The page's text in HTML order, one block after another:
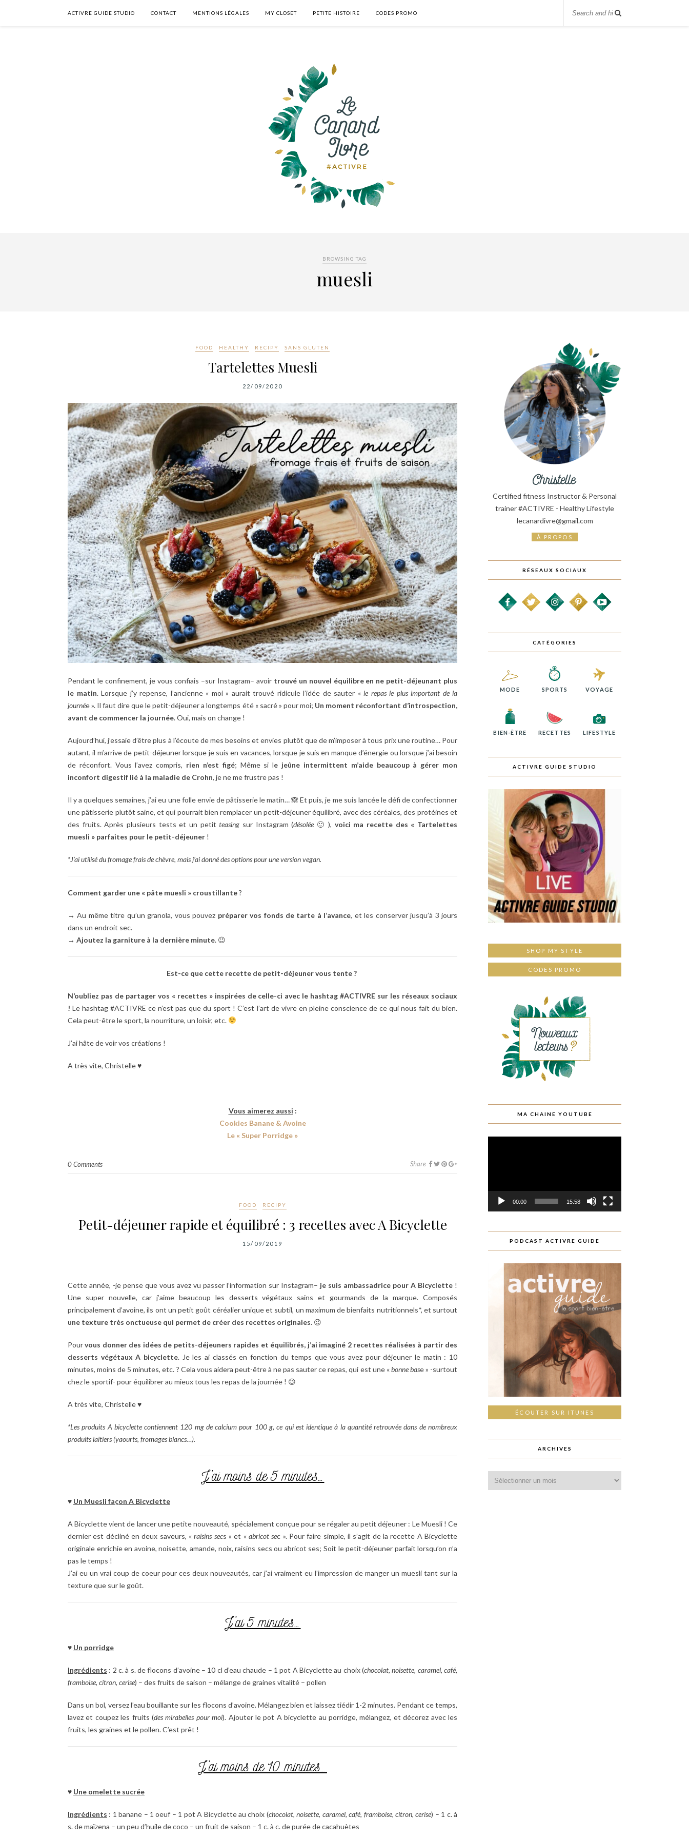
ACTIVRE GUIDE STUDIO CONTACT MENTIONS LÉGALES MY CLOSET PETITE HISTOIRE CODES PROMO
BROWSING TAG
muesli
FOOD HEALTHY RECIPY SANS GLUTEN
Tartelettes Muesli
22/09/2020
Pendant le confinement, je vous confiais –sur Instagram– avoir trouvé un nouvel équilibre en ne petit-déjeunant plus
le matin. Lorsque j’y repense, l’ancienne « moi » aurait trouvé ridicule l’idée de sauter « le repas le plus important de la
journée ». Il faut dire que le petit-déjeuner a longtemps été « sacré » pour moi; Un moment réconfortant d’introspection,
avant de commencer la journée. Oui, mais on change !
Aujourd’hui, j’essaie d’être plus à l’écoute de mes besoins et envies plutôt que de m’imposer à tous prix une routine… Pour
autant, il m’arrive de petit-déjeuner lorsque je suis en vacances, lorsque je suis en manque d’énergie ou lorsque j’ai besoin
de réconfort. Vous l’avez compris, rien n’est figé; Même si le jeûne intermittent m’aide beaucoup à gérer mon
inconfort digestif lié à la maladie de Crohn, je ne me frustre pas !
Il y a quelques semaines, j’ai eu une folle envie de pâtisserie le matin… 🙈 Et puis, je me suis lancée le défi de confectionner
une pâtisserie plutôt saine, et qui pourrait bien remplacer un petit-déjeuner équilibré, avec des céréales, des protéines et
des fruits. Après plusieurs tests et un petitteasing sur Instagram (désolée 🙂 ), voici ma recette des « Tartelettes
muesli » parfaites pour le petit-déjeuner !
*J’ai utilisé du fromage frais de chèvre, mais j’ai donné des options pour une version vegan.
Comment garder une « pâte muesli » croustillante?
→ Au même titre qu’un granola, vous pouvez préparer vos fonds de tarte à l’avance, et les conserver jusqu’à 3 jours
dans un endroit sec.
→ Ajoutez la garniture à la dernière minute. 😉
Est-ce que cette recette de petit-déjeuner vous tente ?
N’oubliez pas de partager vos « recettes » inspirées de celle-ci avec le hashtag #ACTIVRE sur les réseaux sociaux
!Le hashtag #ACTIVRE ce n’est pas que du sport ! C’est l’art de vivre en pleine conscience de ce qui nous fait du bien.
Cela peut-être le sport, la nourriture, un loisir, etc.
J’ai hâte de voir vos créations !
A très vite, Christelle ♥
Vous aimerez aussi :
Cookies Banane & Avoine
Le « Super Porridge »
0 Comments Share
FOOD RECIPY
Petit-déjeuner rapide et équilibré : 3 recettes avec A Bicyclette
15/09/2019
Cette année, -je pense que vous avez vu passer l’information sur Instagram– je suis ambassadrice pour A Bicyclette !
Une super nouvelle, car j’aime beaucoup les desserts végétaux sains et gourmands de la marque. Composés
principalement d’avoine, ils ont un petit goût céréalier unique et subtil, un maximum de bienfaits nutritionnels*, et surtout
une texture très onctueuse qui permet de créer des recettes originales. 😉
Pourvous donner des idées de petits-déjeuners rapides et équilibrés, j’ai imaginé 2 recettes réalisées à partir des
desserts végétaux A bicyclette. Je les ai classés en fonction du temps que vous avez pour déjeuner le matin : 10
minutes, moins de 5 minutes, etc. ? Cela vous aidera peut-être à ne pas sauter ce repas, qui est une «bonne base » -surtout
chez le sportif- pour équilibrer au mieux tous les repas de la journée ! 😉
A très vite, Christelle ♥
*Les produits A bicyclette contiennent 120 mg de calcium pour 100 g, ce qui est identique à la quantité retrouvée dans de nombreux
produits laitiers (yaourts, fromages blancs…).
J’ai moins de 5 minutes…
♥ Un Muesli façon A Bicyclette
A Bicyclette vient de lancer une petite nouveauté, spécialement conçue pour se régaler au petit déjeuner : Le Muesli ! Ce
dernier est décliné en deux saveurs, «raisins secs » et «abricot sec ». Pour faire simple, il s’agit de la recette A Bicyclette
originale enrichie en avoine, noisette, amande, noix, raisins secs ou abricot ses; Soit le petit-déjeuner parfait lorsqu’on n’a
pas le temps !
J’ai eu un vrai coup de coeur pour ces deux nouveautés, car j’ai vraiment eu l’impression de manger un muesli tant sur la
texture que sur le goût.
J’ai 5 minutes…
♥ Un porridge
Ingrédients : 2 c. à s. de flocons d’avoine – 10 cl d’eau chaude – 1 pot A Bicyclette au choix (chocolat, noisette, caramel, café,
framboise, citron, cerise) – des fruits de saison – mélange de graines vitalité – pollen
Dans un bol, versez l’eau bouillante sur les flocons d’avoine. Mélangez bien et laissez tiédir 1-2 minutes. Pendant ce temps,
lavez et coupez les fruits (des mirabelles pour moi). Ajouter le pot A bicyclette au porridge, mélangez, et décorez avec les
fruits, les graines et le pollen. C’est prêt !
J’ai moins de 10 minutes…
♥ Une omelette sucrée
Ingrédients : 1 banane – 1 oeuf – 1 pot A Bicyclette au choix (chocolat, noisette, caramel, café, framboise, citron, cerise) – 1 c. à
s. de maïzena – un peu d’huile de coco – un fruit de saison – 1 c. à c. de purée de cacahuètes
Certified fitness Instructor & Personal
trainer #ACTIVRE - Healthy Lifestyle
lecanardivre@gmail.com
À PROPOS
RÉSEAUX SOCIAUX
CATÉGORIES
MODE SPORTS VOYAGE
BIEN-ÊTRE RECETTES LIFESTYLE
ACTIVRE GUIDE STUDIO
SHOP MY STYLE
CODES PROMO
MA CHAINE YOUTUBE
00:00 15:58
PODCAST ACTIVRE GUIDE
ÉCOUTER SUR ITUNES
ARCHIVES